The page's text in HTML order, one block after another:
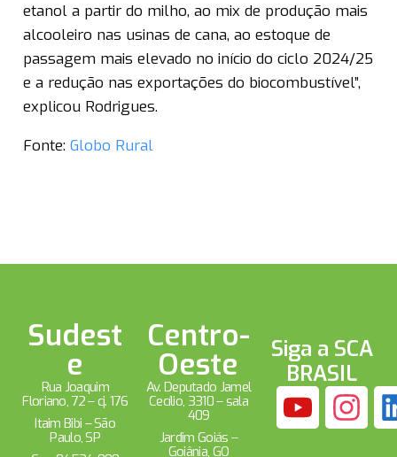
etanol a partir do milho, ao mix de produção mais
alcooleiro nas usinas de cana, ao estoque de
passagem mais elevado no início do ciclo 2024/25
e a redução nas exportações do biocombustível”,
explicou Rodrigues.
Fonte: Globo Rural
Sudest
e
Rua Joaquim
Floriano, 72 – cj. 176
Itaim Bibi – São
Paulo, SP
Centro-
Oeste
Av. Deputado Jamel
Cecílio, 3310 – sala
409
Jardim Goiás –
Goiânia, GO
Siga a SCA
BRASIL